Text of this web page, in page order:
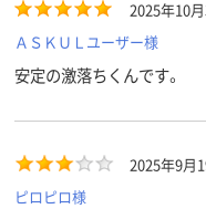
2025年10
ＡＳＫＵＬユーザー様
安定の激落ちくんです。
2025年9月
ピロピロ様